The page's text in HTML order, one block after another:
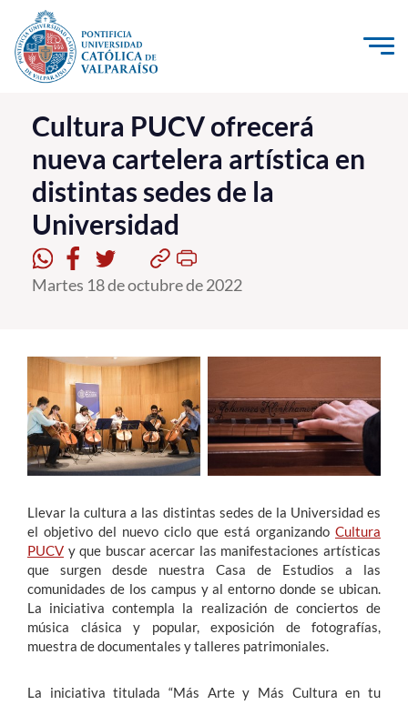
Click acá para ir directamente al contenido
La Universidad
Investigación, Creación e Innovación
PUCV Internacional
Vinculación con el Medio
Admisión
Postgrado
Formación Continua
Estudiantes
Funcionarios
Alumni
English
Cultura PUCV ofrecerá
nueva cartelera artística en
distintas sedes de la
Universidad
Martes 18 de octubre de 2022
Llevar la cultura a las distintas sedes de la Universidad es
el objetivo del nuevo ciclo que está organizando Cultura
PUCV y que buscar acercar las manifestaciones artísticas
que surgen desde nuestra Casa de Estudios a las
comunidades de los campus y al entorno donde se ubican.
La iniciativa contempla la realización de conciertos de
música clásica y popular, exposición de fotografías,
muestra de documentales y talleres patrimoniales.
La iniciativa titulada “Más Arte y Más Cultura en tu